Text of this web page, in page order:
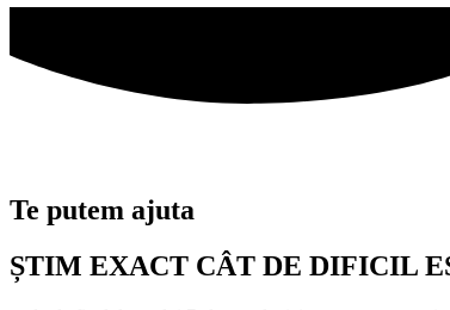
Te putem ajuta
ȘTIM EXACT CÂT DE DIFICIL